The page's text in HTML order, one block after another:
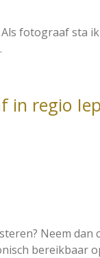
Als fotograaf sta
in regio
Neem dan
bereikbaar